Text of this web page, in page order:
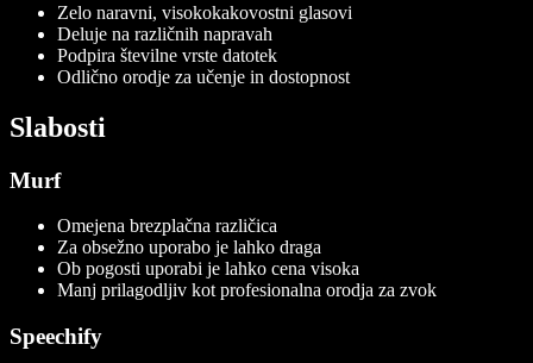
Zelo naravni, visokokakovostni glasovi
Deluje na različnih napravah
Podpira številne vrste datotek
Odlično orodje za učenje in dostopnost
Slabosti
Murf
Omejena brezplačna različica
Za obsežno uporabo je lahko draga
Ob pogosti uporabi je lahko cena visoka
Manj prilagodljiv kot profesionalna orodja za zvok
Speechify